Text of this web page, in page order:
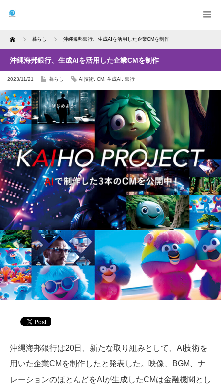
Home 暮らし 沖縄海邦銀行、生成AIを活用した企業CMを制作
沖縄海邦銀行、生成AIを活用した企業CMを制作
2023/11/21 暮らし AI技術 CM 生成AI 銀行
沖縄海邦銀行は20日、新たな取り組みとして、AI技術を
用いた企業CMを制作したと発表した。映像、BGM、ナ
レーションのほとんどをAIが生成したCMは金融機関とし